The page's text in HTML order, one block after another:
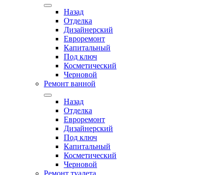
Назад
Отделка
Дизайнерский
Евроремонт
Капитальный
Под ключ
Косметический
Черновой
Ремонт ванной
Назад
Отделка
Евроремонт
Дизайнерский
Под ключ
Капитальный
Косметический
Черновой
Ремонт туалета